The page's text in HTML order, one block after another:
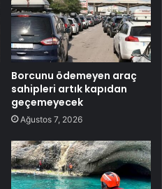
Borcunu ödemeyen araç
sahipleri artık kapıdan
geçemeyecek
Ağustos 7, 2026